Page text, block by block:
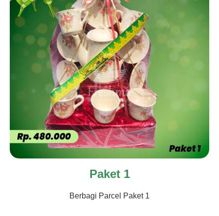
Paket 1
Berbagi Parcel Paket 1